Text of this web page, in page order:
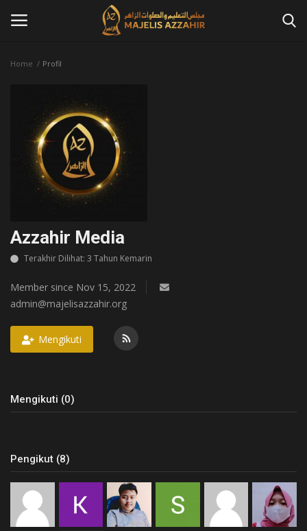
Home
Contact
Azzahir News
Tausiah
Qosidah
Kajian Islam
Syariah
Jadwal
Home Profil
Azzahir Media
Terakhir Dilihat: 3 Tahun Kemarin
Member since Nov 15, 2022
admin@majelisazzahir.org
Mengikuti
Mengikuti (0)
Pengikut (8)